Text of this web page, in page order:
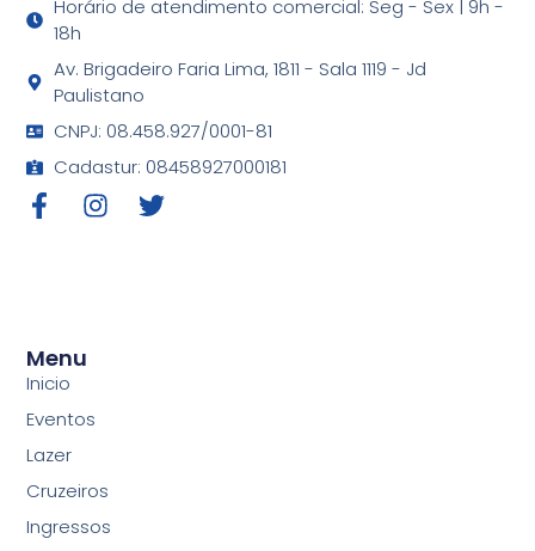
Menu
Inicio
Eventos
Lazer
Cruzeiros
Ingressos
Horário de atendimento comercial: Seg - Sex | 9h -
18h
Av. Brigadeiro Faria Lima, 1811 - Sala 1119 - Jd
Paulistano
CNPJ: 08.458.927/0001-81
Cadastur: 08458927000181